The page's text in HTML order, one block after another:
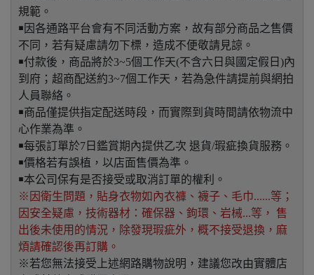
規範。
￭因各通路平台會有不同活動方案，故有部分商品之售價
不同，若有疑慮請勿下標，造成不便敬請見諒。
￭付款後，商品將於3~5個工作天(不含六日與國定假日)內
到府；超商配送約3~7個工作天，若為急件請提前與網拍
人員聯絡。
￭商品僅提供指定配送時段，而實際到貨時間請依物流中
心作業為準。
￭每張訂單於7日鑑賞期內提供乙次 退貨/瑕疵換貨服務。
￭價格若有誤植，以店面售價為準。
￭本公司保有是否接受或取消訂單的權利。
※因衛生問題，貼身衣物如內衣褲、襪子、毛巾......等；
因安全疑慮，技術器材：確保器、鉤環、岩械...等， 售
出後未使用的情況，除發現瑕疵外，概不接受退換，麻
煩請確認後再訂購。
※若您無法接受上述網路購物說明，建議您改由實體店